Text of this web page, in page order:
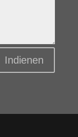
Indienen